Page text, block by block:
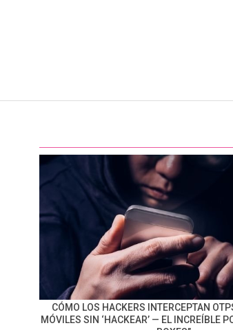
CÓMO LOS HACKERS INTERCEPTAN
MÓVILES SIN ‘HACKEAR’ — EL INCREÍBLE